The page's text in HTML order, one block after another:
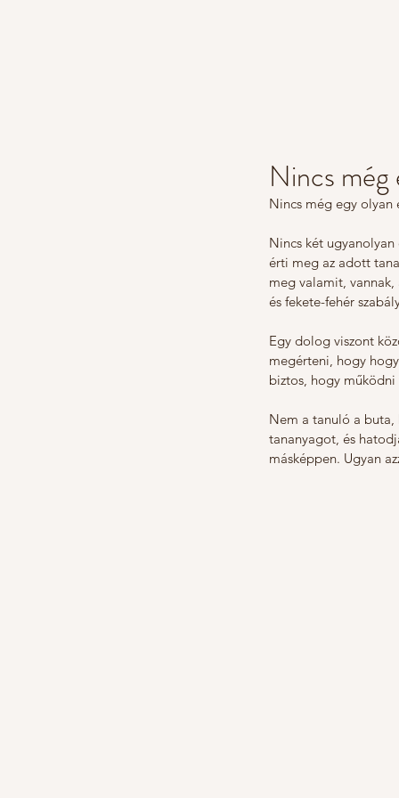
Nincs még
Nincs még egy olyan
Nincs két
érti meg az adott
meg valamit,
és fekete-fehér
Egy dolog viszont
megérteni, hogy
biztos, hogy működni
Nem a tanuló a buta,
tananyagot, és
másképpen. Ugyan